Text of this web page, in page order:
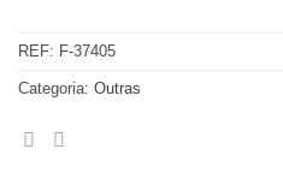
REF: F-37405
Categoria: Outras